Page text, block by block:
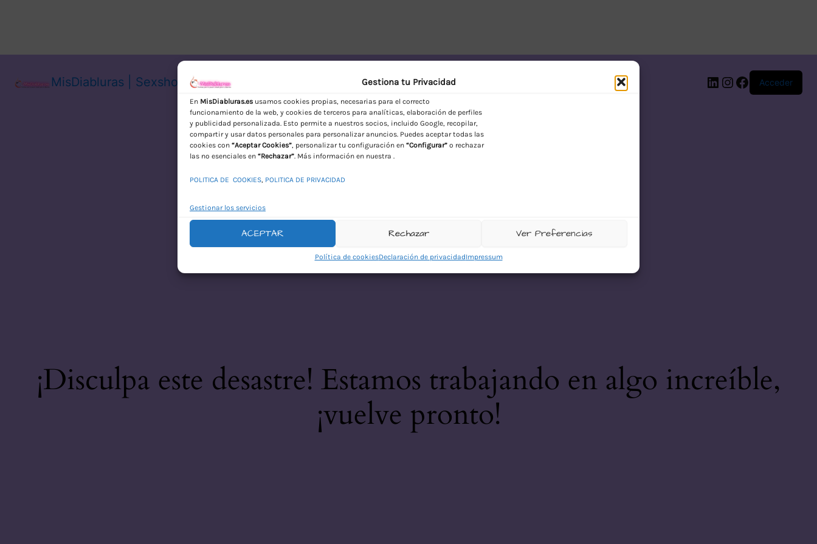
Gestiona tu Privacidad
En MisDiabluras.es usamos cookies propias, necesarias para el correcto
funcionamiento de la web, y cookies de terceros para analíticas, elaboración de perfiles
y publicidad personalizada. Esto permite a nuestros socios, incluido Google, recopilar,
compartir y usar datos personales para personalizar anuncios. Puedes aceptar todas las
cookies con “Aceptar Cookies”, personalizar tu configuración en “Configurar” o rechazar
las no esenciales en “Rechazar”. Más información en nuestra .
POLITICA DE COOKIES, POLITICA DE PRIVACIDAD
Gestionar los servicios
ACEPTAR Rechazar Ver Preferencias
Política de cookiesDeclaración de privacidadImpressum
MisDiabluras | Sexshop Online con Envío Discreto en España
LinkedIn
Instagram
Facebook
Acceder
¡Disculpa este desastre! Estamos trabajando en algo increíble,
¡vuelve pronto!